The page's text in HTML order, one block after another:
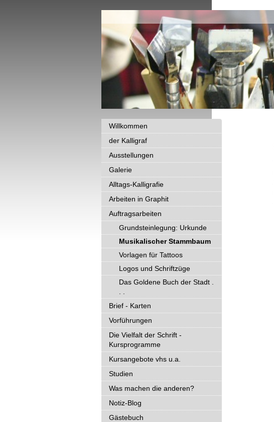
Willkommen
der Kalligraf
Ausstellungen
Galerie
Alltags-Kalligrafie
Arbeiten in Graphit
Auftragsarbeiten
Grundsteinlegung: Urkunde
Musikalischer Stammbaum
Vorlagen für Tattoos
Logos und Schriftzüge
Das Goldene Buch der Stadt .
Brief - Karten
Vorführungen
Die Vielfalt der Schrift -
Kursprogramme
Kursangebote vhs u.a.
Studien
Was machen die anderen?
Notiz-Blog
Gästebuch